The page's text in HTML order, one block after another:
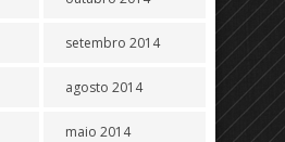
setembro 2014
agosto 2014
maio 2014